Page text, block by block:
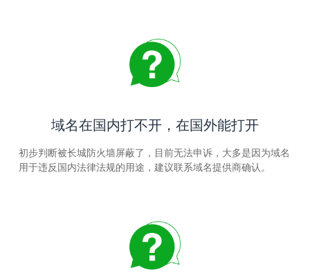
域名在国内打不开，在国外能打开
初步判断被长城防火墙屏蔽了，目前无法申诉，大多是因为域名
用于违反国内法律法规的用途，建议联系域名提供商确认。